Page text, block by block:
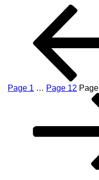
Page 1 … Page 12 Page